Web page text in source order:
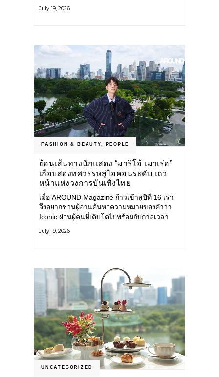
ศตวรรษก่อน กำลังกลับมาอีกครั้ง พร้อมพาเรื่อง
July 19, 2026
FASHION & BEAUTY, PEOPLE
ย้อนเส้นทางนักแสดง “มาริโอ้ เมาเร่อ”
เกือบสองทศวรรษสู่ไอคอนระดับแถว
หน้าแห่งวงการบันเทิงไทย
เมื่อ AROUND Magazine ก้าวเข้าสู่ปีที่ 16 เรา
จึงอยากชวนผู้อ่านค้นหาความหมายของคำว่า
Iconic ผ่านผู้คนที่เติบโตไปพร้อมกับกาลเวลา
คือ มาริโอ้ เมาเร่อ
July 19, 2026
UNCATEGORIZED